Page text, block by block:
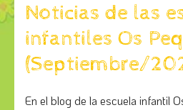
Noticias de las
infantiles Os
(Septiembre/
En el blog de la escuela infantil